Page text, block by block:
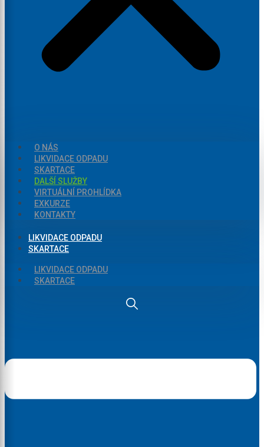
O NÁS
LIKVIDACE ODPADU
SKARTACE
DALŠÍ SLUŽBY
VIRTUÁLNÍ PROHLÍDKA
EXKURZE
KONTAKTY
LIKVIDACE ODPADU
SKARTACE
LIKVIDACE ODPADU
SKARTACE